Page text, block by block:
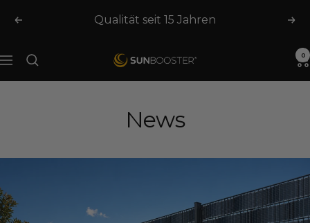
Previous Qualität seit 15 Jahren
Navigation SUNBOOSTER.com
0
News